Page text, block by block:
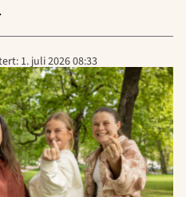
1. juli 2026 08:33